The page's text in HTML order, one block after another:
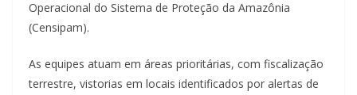
Operacional do Sistema de Proteção da Amazônia
(Censipam).
As equipes atuam em áreas prioritárias, com fiscalização
terrestre, vistorias em locais identificados por alertas de